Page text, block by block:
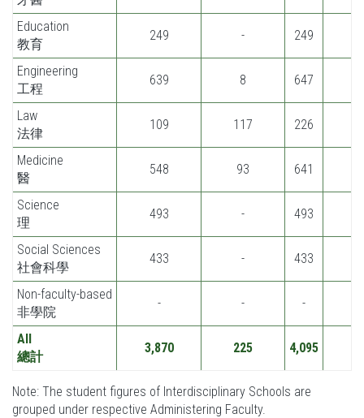
Education
教育
249 - 249
Engineering
工程
639 8 647
Law
法律
109 117 226
Medicine
醫
548 93 641
Science
理
493 - 493
Social Sciences
社會科學
433 - 433
Non-faculty-based
非學院
- - -
All
總計
3,870 225 4,095
Note: The student figures of Interdisciplinary Schools are
grouped under respective Administering Faculty.